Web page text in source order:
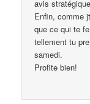
avis
Enfin, comme
que ce qui te
tellement tu
samedi.
Profite bien!